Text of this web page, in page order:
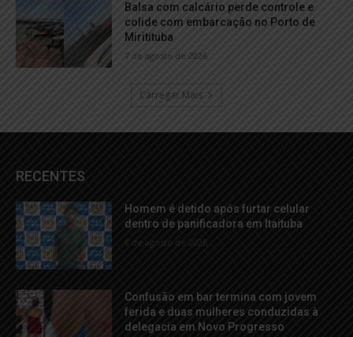
Balsa com calcário perde controle e
colide com embarcação no Porto de
Miritituba
7 de agosto de 2026
Carregar Mais
RECENTES
Homem é detido após furtar celular
dentro de panificadora em Itaituba
8 de agosto de 2026
Confusão em bar termina com jovem
ferida e duas mulheres conduzidas à
delegacia em Novo Progresso